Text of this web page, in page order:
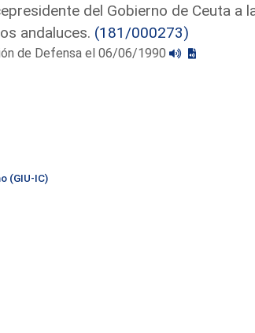
del Gobierno de Ceuta a
andaluces. (181/000273)
de Defensa el 06/06/1990
(GIU-IC)